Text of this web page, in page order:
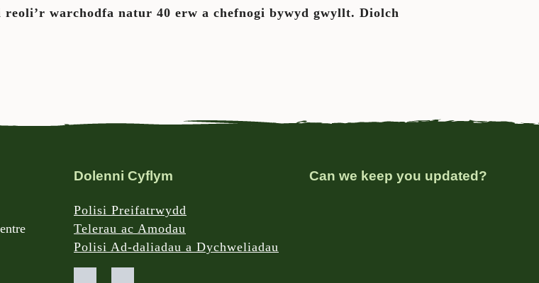
warchodfa natur 40 erw a chefnogi bywyd gwyllt. Diolch
Dolenni Cyflym
Polisi Preifatrwydd
Telerau ac Amodau
Polisi Ad-daliadau a Dychweliadau
Can we keep you updated?